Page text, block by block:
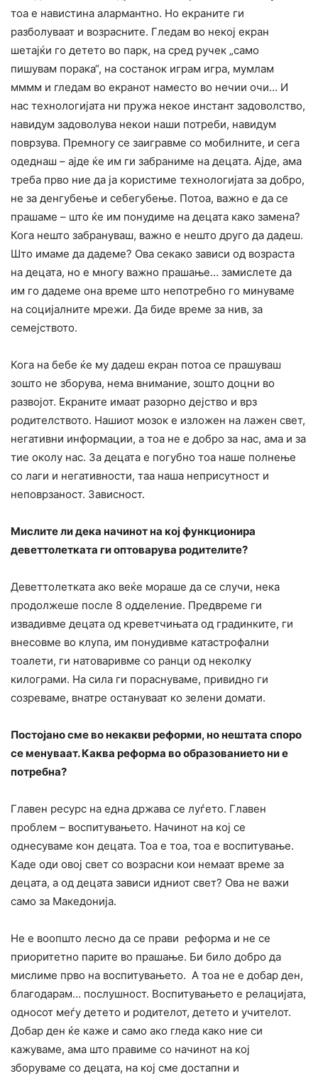
тоа е навистина алармантно. Но екраните ги
разболуваат и возрасните. Гледам во некој екран
шетајќи го детето во парк, на сред ручек „само
пишувам порака“, на состанок играм игра, мумлам
мммм и гледам во екранот наместо во нечии очи… И
нас технологијата ни пружа некое инстант задоволство,
навидум задоволува некои наши потреби, навидум
поврзува. Премногу се заигравме со мобилните, и сега
одеднаш – ајде ќе им ги забраниме на децата. Ајде, ама
треба прво ние да ја користиме технологијата за добро,
не за денгубење и себегубење. Потоа, важно е да се
прашаме – што ќе им понудиме на децата како замена?
Кога нешто забрануваш, важно е нешто друго да дадеш.
Што имаме да дадеме? Ова секако зависи од возраста
на децата, но е многу важно прашање… замислете да
им го дадеме она време што непотребно го минуваме
на социјалните мрежи. Да биде време за нив, за
семејството.
Кога на бебе ќе му дадеш екран потоа се прашуваш
зошто не зборува, нема внимание, зошто доцни во
развојот. Екраните имаат разорно дејство и врз
родителството. Нашиот мозок е изложен на лажен свет,
негативни информации, а тоа не е добро за нас, ама и за
тие околу нас. За децата е погубно тоа наше полнење
со лаги и негативности, таа наша неприсутност и
неповрзаност. Зависност.
Мислите ли дека начинот на кој функционира
деветтолетката ги оптоварува родителите?
Деветтолетката ако веќе мораше да се случи, нека
продолжеше после 8 одделение. Предвреме ги
извадивме децата од креветчињата од градинките, ги
внесовме во клупа, им понудивме катастрофални
тоалети, ги натоваривме со ранци од неколку
килограми. На сила ги пораснуваме, привидно ги
созреваме, внатре остануваат ко зелени домати.
Постојано сме во некакви реформи, но нештата споро
се менуваат. Каква реформа во образованието ни е
потребна?
Главен ресурс на една држава се луѓето. Главен
проблем – воспитувањето. Начинот на кој се
однесуваме кон децата. Тоа е тоа, тоа е воспитување.
Каде оди овој свет со возрасни кои немаат време за
децата, а од децата зависи идниот свет? Ова не важи
само за Македонија.
Не е воопшто лесно да се прави реформа и не се
приоритетно парите во прашање. Би било добро да
мислиме прво на воспитувањето. А тоа не е добар ден,
благодарам… послушност. Воспитувањето е релацијата,
односот меѓу детето и родителот, детето и учителот.
Добар ден ќе каже и само ако гледа како ние си
кажуваме, ама што правиме со начинот на кој
зборуваме со децата, на кој сме достапни и